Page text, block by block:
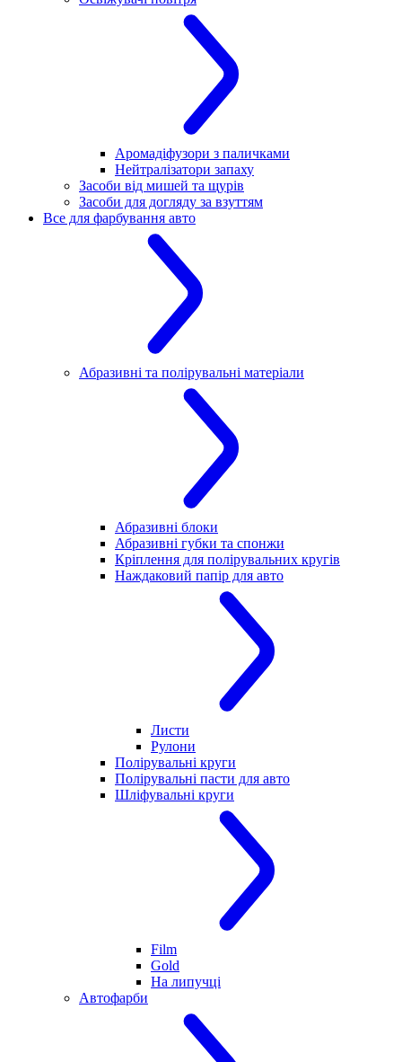
Аромадіфузори з паличками
Нейтралізатори запаху
Засоби від мишей та щурів
Засоби для догляду за взуттям
Все для фарбування авто
Абразивні та полірувальні матеріали
Абразивні блоки
Абразивні губки та спонжи
Кріплення для полірувальних кругів
Наждаковий папір для авто
Листи
Рулони
Полірувальні круги
Полірувальні пасти для авто
Шліфувальні круги
Film
Gold
На липучці
Автофарби